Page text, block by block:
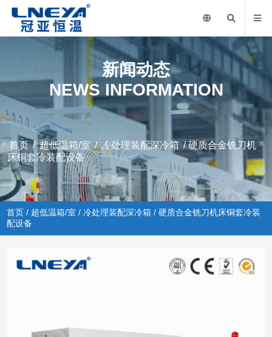
新闻动态
NEWS INFORMATION
首页/超低温箱/室/冷处理装配深冷箱 / 硬质合金铣刀机
床铜套冷装配设备
首页 / 超低温箱/室 /冷处理装配深冷箱 / 硬质合金铣刀机床铜套冷装
配设备